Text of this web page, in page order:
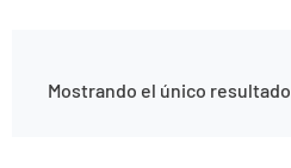
Mostrando el único resultado